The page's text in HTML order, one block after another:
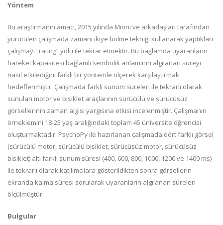
Yöntem
Bu araştırmanın amacı, 2015 yılında Mioni ve arkadaşları tarafından
yürütülen çalışmada zamanı ikiye bölme tekniği kullanarak yaptıkları
çalışmayı “rating” yolu ile tekrar etmektir. Bu bağlamda uyaranların
hareket kapasitesi bağlamlı sembolik anlamının algılanan süreyi
nasıl etkilediğini farklı bir yöntemle ölçerek karşılaştırmak
hedeflenmiştir. Çalışmada farklı sunum süreleri ile tekrarlı olarak
sunulan motor ve bisiklet araçlarının sürücülü ve sürücüsüz
görsellerinin zaman algısı yargısına etkisi incelenmiştir. Çalışmanın
örneklemini 18-25 yaş aralığındaki toplam 45 üniversite öğrencisi
oluşturmaktadır. PsychoPy ile hazırlanan çalışmada dört farklı görsel
(sürücülü motor, sürücülü bisiklet, sürücüsüz motor, sürücüsüz
bisiklet) altı farklı sunum süresi (400, 600, 800, 1000, 1200 ve 1400 ms)
ile tekrarlı olarak katılımcılara gösterildikten sonra görsellerin
ekranda kalma süresi sorularak uyaranların algılanan süreleri
ölçülmüştür.
Bulgular